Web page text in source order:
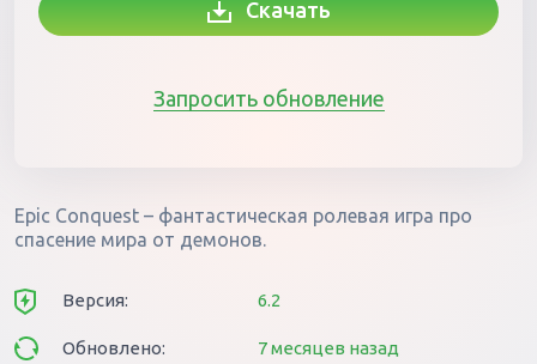
Скачать
Запросить обновление
Epic Conquest – фантастическая ролевая игра про
спасение мира от демонов.
Версия: 6.2
Обновлено: 7 месяцев назад